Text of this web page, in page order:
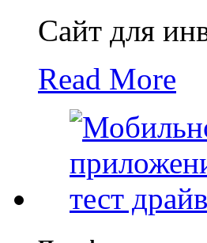
Сайт для
Read More